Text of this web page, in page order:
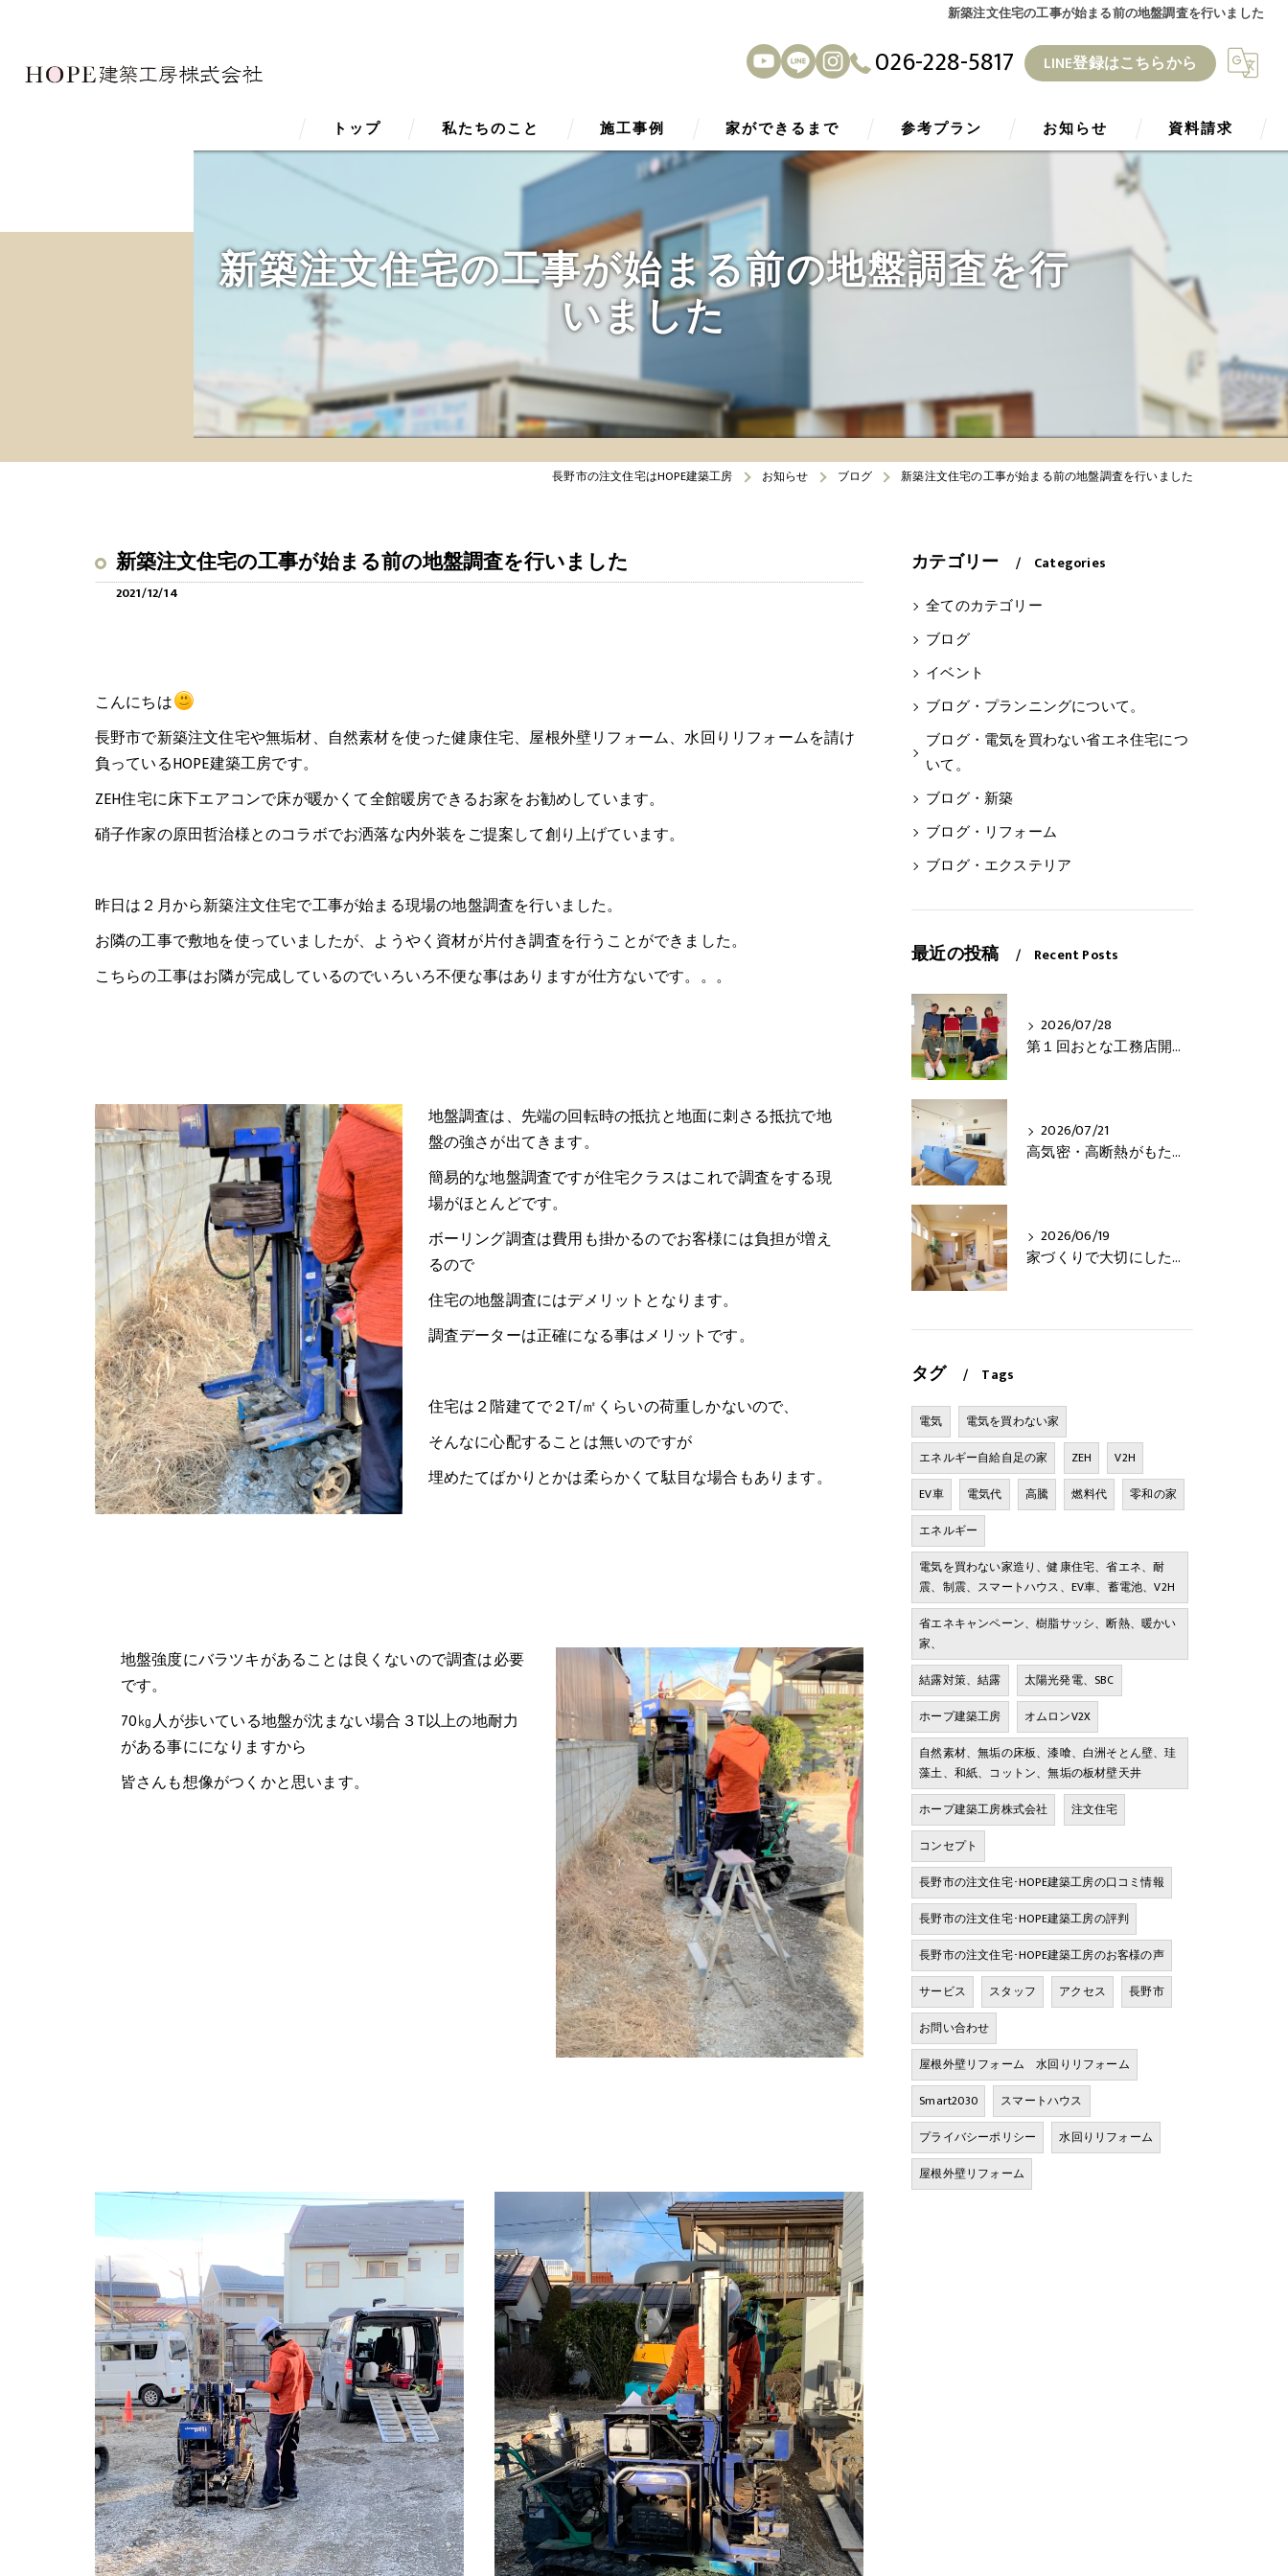
新築注文住宅の工事が始まる前の地盤調査を行いました
026-228-5817 LINE登録はこちらから
トップ 私たちのこと
HOPE Smart2030
性能
外観デザイン
施工事例 家ができるまで
アフターサービス
参考プラン お知らせ 資料請求
新築注文住宅の工事が始まる前の地盤調査を行
いました
長野市の注文住宅はHOPE建築工房 お知らせ ブログ 新築注文住宅の工事が始まる前の地盤調査を行いました
新築注文住宅の工事が始まる前の地盤調査を行いました
2021/12/14
こんにちは
長野市で新築注文住宅や無垢材、自然素材を使った健康住宅、屋根外壁リフォーム、水回りリフォームを請け
負っているHOPE建築工房です。
ZEH住宅に床下エアコンで床が暖かくて全館暖房できるお家をお勧めしています。
硝子作家の原田哲治様とのコラボでお洒落な内外装をご提案して創り上げています。
昨日は２月から新築注文住宅で工事が始まる現場の地盤調査を行いました。
お隣の工事で敷地を使っていましたが、ようやく資材が片付き調査を行うことができました。
こちらの工事はお隣が完成しているのでいろいろ不便な事はありますが仕方ないです。。。
地盤調査は、先端の回転時の抵抗と地面に刺さる抵抗で地
盤の強さが出てきます。
簡易的な地盤調査ですが住宅クラスはこれで調査をする現
場がほとんどです。
ボーリング調査は費用も掛かるのでお客様には負担が増え
るので
住宅の地盤調査にはデメリットとなります。
調査データーは正確になる事はメリットです。
住宅は２階建てで２T/㎡くらいの荷重しかないので、
そんなに心配することは無いのですが
埋めたてばかりとかは柔らかくて駄目な場合もあります。
地盤強度にバラツキがあることは良くないので調査は必要
です。
70㎏人が歩いている地盤が沈まない場合３T以上の地耐力
がある事にになりますから
皆さんも想像がつくかと思います。
カテゴリー Categories
全てのカテゴリー
ブログ
イベント
ブログ・プランニングについて。
ブログ・電気を買わない省エネ住宅につ
いて。
ブログ・新築
ブログ・リフォーム
ブログ・エクステリア
最近の投稿 Recent Posts
2026/07/28
第１回おとな工務店開催！
2026/07/21
高気密・高断熱がもたらす3つの快適さとは？
2026/06/19
家づくりで大切にしたいこと
タグ Tags
電気
電気を買わない家
エネルギー自給自足の家
ZEH
V2H
EV車
電気代 高騰 燃料代
零和の家
エネルギー
電気を買わない家造り、健康住宅、省エネ、耐
震、制震、スマートハウス、EV車、蓄電池、V2H
省エネキャンペーン、樹脂サッシ、断熱、暖かい
家、
結露対策、結露
太陽光発電、SBC
ホープ建築工房
オムロンV2X
自然素材、無垢の床板、漆喰、白洲そとん壁、珪
藻土、和紙、コットン、無垢の板材壁天井
ホープ建築工房株式会社
注文住宅
コンセプト
長野市の注文住宅･HOPE建築工房の口コミ情報
長野市の注文住宅･HOPE建築工房の評判
長野市の注文住宅･HOPE建築工房のお客様の声
サービス
スタッフ アクセス
長野市
お問い合わせ
屋根外壁リフォーム 水回りリフォーム
Smart2030
スマートハウス
プライバシーポリシー
水回りリフォーム
屋根外壁リフォーム